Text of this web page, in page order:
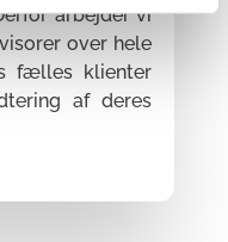
arbejder vi
over hele
fælles klienter
af deres